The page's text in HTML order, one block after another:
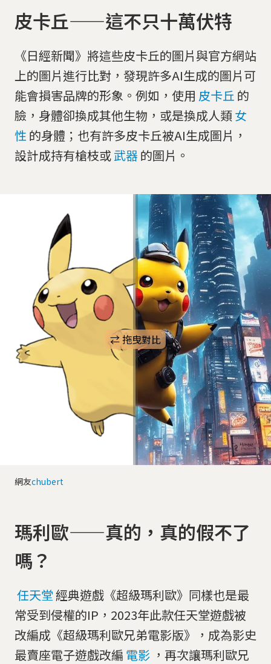
皮卡丘——這不只十萬伏特
《日經新聞》將這些皮卡丘的圖片與官方網站
上的圖片進行比對，發現許多AI生成的圖片可
能會損害品牌的形象。例如，使用 皮卡丘 的
臉，身體卻換成其他生物，或是換成人類女
性 的身體；也有許多皮卡丘被AI生成圖片，
設計成持有槍枝或武器 的圖片。
網友chubert
瑪利歐——真的，真的假不了
嗎？
任天堂經典遊戲《超級瑪利歐》同樣也是最
常受到侵權的IP，2023年此款任天堂遊戲被
改編成《超級瑪利歐兄弟電影版》，成為影史
最賣座電子遊戲改編 電影 ，再次讓瑪利歐兄